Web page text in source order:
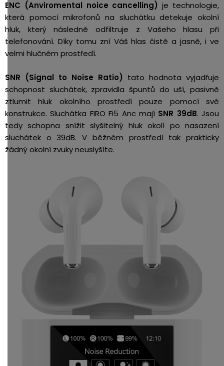
ENC (Anviromental noice cancelling)je technologie,
která pomocí mikrofonů na sluchátku detekuje okolní
hluk, který následně odfiltruje z Vašeho hlasu při
telefonování. Díky tomu zní Váš hlas čistě a jasně, i ve
velmi hlučném prostředí.
SNR (Signal to Noise Ratio) tato hodnota vyjadřuje
schopnost sluchátek, zpravidla špuntů do uší, pasivně
ztlumit hluk okolního prostředí pouze pomocí své
konstrukce. Sluchátka FIRO Fi5 Anc majíSNR 39dB. Jsou
tedy schopna snížit slyšitelný hluk okolí po nasazení
sluchátek o 39dB. V běžném prostředí tak prakticky
žádný okolní zvuky neuslyšíte.